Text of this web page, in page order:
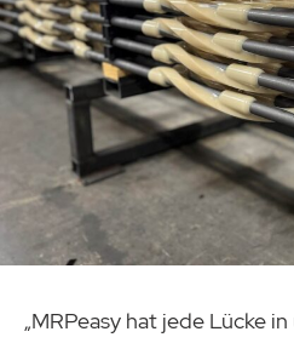
„MRPeasy hat jede Lücke